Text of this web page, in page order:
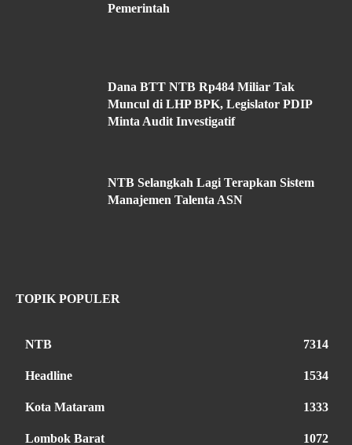
Pemerintah
Dana BTT NTB Rp484 Miliar Tak
Muncul di LHP BPK, Legislator PDIP
Minta Audit Investigatif
NTB Selangkah Lagi Terapkan Sistem
Manajemen Talenta ASN
TOPIK POPULER
NTB 7314
Headline 1534
Kota Mataram 1333
Lombok Barat 1072